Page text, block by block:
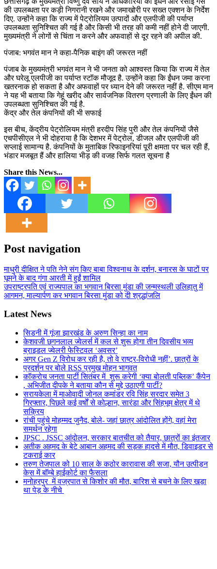
की उपलब्धता पर कड़ी निगरानी रखने और जमाखोरी पर सख्त एक्शन के निर्देश
दिए. उन्होंने कहा कि राज्य में पेट्रोलियम उत्पादों और एलपीजी की पर्याप्त
उपलब्धता सुनिश्चित की गई है और किसी भी तरह की कमी नहीं होने दी जाएगी.
मुख्यमंत्री ने लोगों से चिंता न करने और अफवाहों से दूर रहने की अपील की.
पंजाब: भगवंत मान ने कहा-पैनिक बाइंग की जरूरत नहीं
पंजाब के मुख्यमंत्री भगवंत मान ने भी जनता को आश्वस्त किया कि राज्य में तेल
और घरेलू एलपीजी का पर्याप्त स्टॉक मौजूद है. उन्होंने कहा कि ईंधन जमा करना
खतरनाक हो सकता है और अफवाहों पर ध्यान देने की जरूरत नहीं है. सीएम मान
ने यह भी बताया कि गेहूं खरीद और सार्वजनिक वितरण प्रणाली के लिए ईंधन की
उपलब्धता सुनिश्चित की गई है.
केंद्र और तेल कंपनियों की भी सफाई
इस बीच, केंद्रीय पेट्रोलियम मंत्री हरदीप सिंह पुरी और तेल कंपनियों जैसे
एचपीसीएल ने भी दोहराया है कि देशभर में पेट्रोल, डीजल और एलपीजी की
सप्लाई सामान्य है. कंपनियों के मुताबिक रिफाइनरियां पूरी क्षमता पर चल रही हैं,
भंडार मजबूत हैं और हालिया भीड़ की वजह सिर्फ गलत सूचना है
Share this News...
Post navigation
माधुरी दीक्षित ने पति नेने संग किए बाबा विश्वनाथ के दर्शन, बनारस के घाटों पर
घूमने के बाद गंगा आरती में हुईं शामिल
उपराष्ट्रपति एवं राज्यपाल का भगवान बिरसा मुंडा की जन्मस्थली उलिहातु में
आगमन, माल्यार्पण कर भगवान बिरसा मुंडा को दी श्रद्धांजलि
Latest News
सिडनी में गूंजा झारखंड के अरुण सिन्हा का नाम
केशवजी छगनलाल ज्वेलर्स में कल से शुरू होगा तीन दिवसीय भव्य
ब्राइडल ज्वेलरी फेस्टिवल ‘अवसर’
अगर Gen Z विरोध कर रही है, तो वे राष्ट्र-विरोधी नहीं’. छात्रों के
प्रदर्शन पर बोले RSS प्रमुख मोहन भागवत
कॉकरोच जनता पार्टी सितंबर में शुरू करेगी ‘क्या बोलती पब्लिक’ कैंपेन
, अभिजीत दीपके ने बताया कौन से मुद्दे उठाएगी पार्टी?
सरायकेला में माओवादी जोनल कमांडर रवि सिंह सरदार समेत 3
गिरफ्तार, पिछले कई वर्षों से कोल्हान, सारंडा और सिंहभूम क्षेत्र में थे
सक्रिय
रांची पहुंचे मोहम्मद जुनैद, बोले- जहां छात्र आंदोलित होंगे, वहां मेरा
समर्थन रहेगा
JPSC . JSSC आंदोलन, सरकार बातचीत को तैयार, छात्रों का इंतजार
अतीक अहमद के बेटे आबान अहमद की सड़क हादसे में मौत, डिवाइडर से
टकराई कार
तरुण तेजपाल को 10 साल के कठोर कारावास की सजा, यौन उत्पीड़न
केस में बॉम्बे हाईकोर्ट का फैसला
मनोहरपुर में वज्रपात से किशोर की मौत, बारिश से बचने के लिए खड़ा
था पेड़ के नीचे